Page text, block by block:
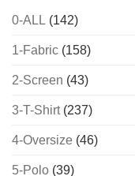
0-ALL (142)
1-Fabric (158)
2-Screen (43)
3-T-Shirt(237)
4-Oversize (46)
5-Polo (39)